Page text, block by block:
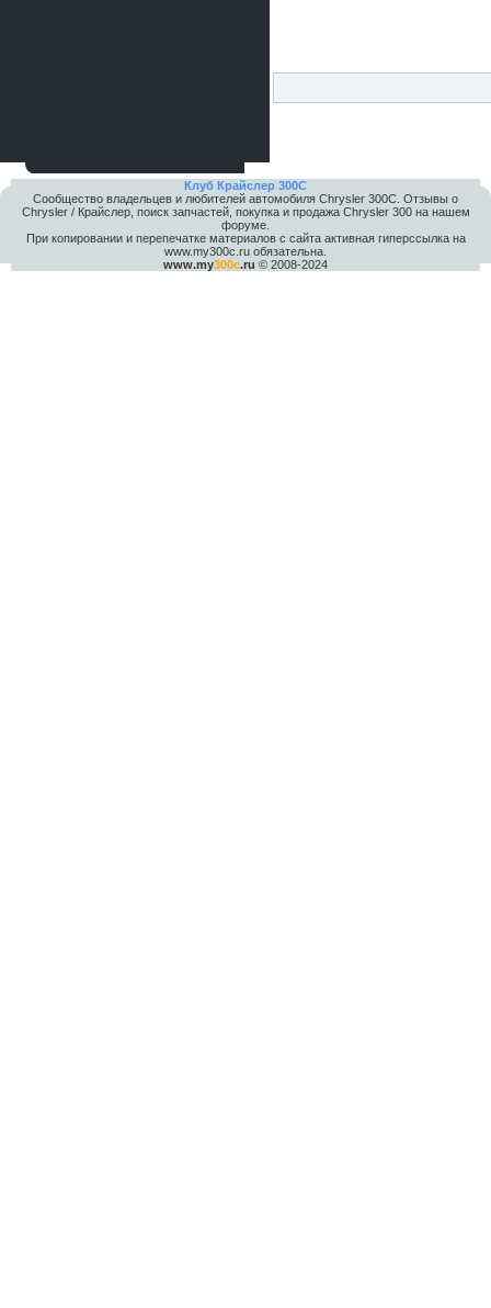
Клуб Крайслер 300C
Сообщество владельцев и любителей автомобиля Chrysler 300С. Отзывы о
Chrysler / Крайслер, поиск запчастей, покупка и продажа Chrysler 300 на нашем
форуме.
При копировании и перепечатке материалов с сайта активная гиперссылка на
www.my300c.ru обязательна.
www.my300c.ru © 2008-2024